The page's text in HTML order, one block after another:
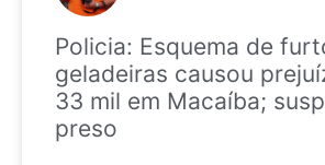
Policia: Esquema de
geladeiras causou
33 mil em Macaíba;
preso